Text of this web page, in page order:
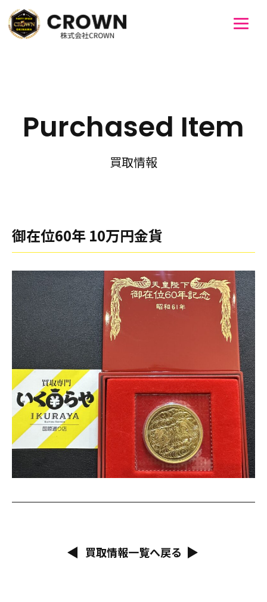
Purchased Item
買取情報
御在位60年 10万円金貨
買取情報一覧へ戻る